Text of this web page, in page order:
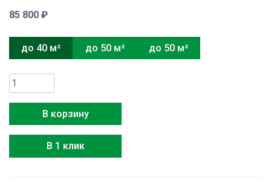
85 800 ₽
до 40 м² до 50 м² до 50 м²
Количество
товара
RAM-
40NE2F
В корзину
В 1 клик